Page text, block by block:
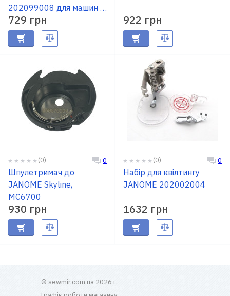
202099008 для машин із
шириною 9мм
729 грн 922 грн
(0) 0
Шпулетримач до
JANOME Skyline,
MC6700
930 грн
(0) 0
Набір для квілтингу
JANOME 202002004
1632 грн
© sewmir.com.ua 2026 г.